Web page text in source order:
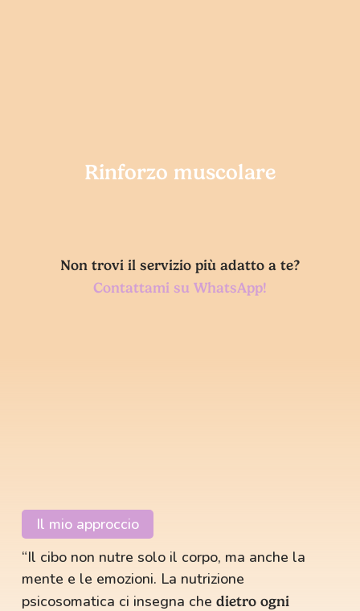
Rinforzo muscolare
Non trovi il servizio più adatto a te?
Contattami su WhatsApp!
Il mio approccio
“Il cibo non nutre solo il corpo, ma anche la
mente e le emozioni. La nutrizione
psicosomatica ci insegna che dietro ogni